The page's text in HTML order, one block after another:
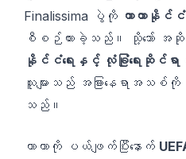
Finalissima ပွဲကို ကာတာနိုင်ငံ
စီစဉ်ထားခဲ့သည်။ သို့သော် အဆိုပ
နိုင်ငံရေးနှင့် လုံခြုံရေးဆိုင်ရာ တ
သူများသည် အခြားနေရာအသ
သည်။
ကာတာကို ပယ်ဖျက်ပြီးနောက်